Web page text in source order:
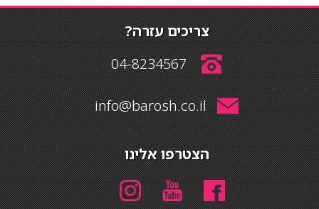
צריכים עזרה?
04-8234567
info@barosh.co.il
הצטרפו אלינו